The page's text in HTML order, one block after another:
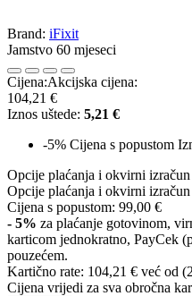
Brand: iFixit
Jamstvo 60 mjeseci
Cijena:Akcijska cijena:
104,21 €
Iznos uštede: 5,21 €
-5% Cijena s popustom
Opcije plaćanja i okvirni izračun
Opcije plaćanja i okvirni izračun
Cijena s popustom: 99,00 €
- 5% za plaćanje gotovinom,
karticom jednokratno, PayCek
pouzećem.
Kartično rate: 104,21 € već od
Cijena vrijedi za sva obročna